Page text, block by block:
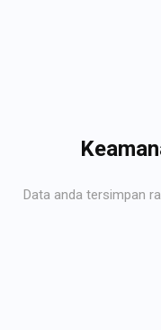
Data anda tersimpan